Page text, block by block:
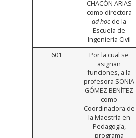
CHACÓN ARIAS
como directora
ad hoc de la
Escuela de
Ingeniería Civil
601
Por la cual se
asignan
funciones, a la
profesora SONIA
GÓMEZ BENÍTEZ
como
Coordinadora de
la Maestría en
Pedagogía,
programa